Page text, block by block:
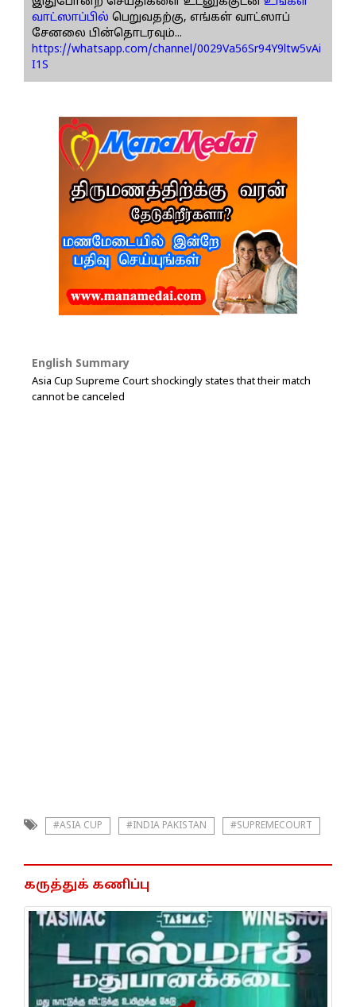
வாட்ஸாப்பில் பெறுவதற்கு, எங்கள் வாட்ஸாப்
சேனலை பின்தொடரவும்...
https://whatsapp.com/channel/0029Va56Sr94Y9ltw5vAi
I1S
English Summary
Asia Cup Supreme Court shockingly states that their match
cannot be canceled
#ASIA CUP #INDIA PAKISTAN #SUPREMECOURT
கருத்துக் கணிப்பு